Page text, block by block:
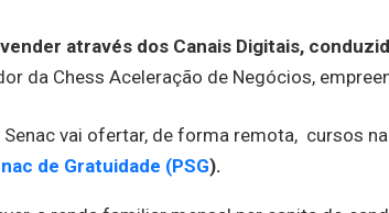
através dos Canais Digitais,
da Chess Aceleração de Negócios,
vai ofertar, de forma remota, cursos
de Gratuidade (PSG).